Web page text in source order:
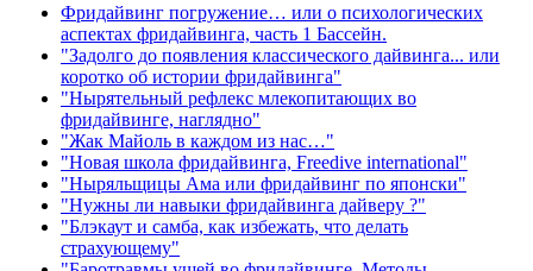
Фридайвинг погружение… или о психологических
аспектах фридайвинга, часть 1 Бассейн.
"Задолго до появления классического дайвинга... или
коротко об истории фридайвинга"
"Нырятельный рефлекс млекопитающих во
фридайвинге, наглядно"
"Жак Майоль в каждом из нас…"
"Новая школа фридайвинга, Freedive international"
"Ныряльщицы Ама или фридайвинг по японски"
"Нужны ли навыки фридайвинга дайверу ?"
"Блэкаут и самба, как избежать, что делать
страхующему"